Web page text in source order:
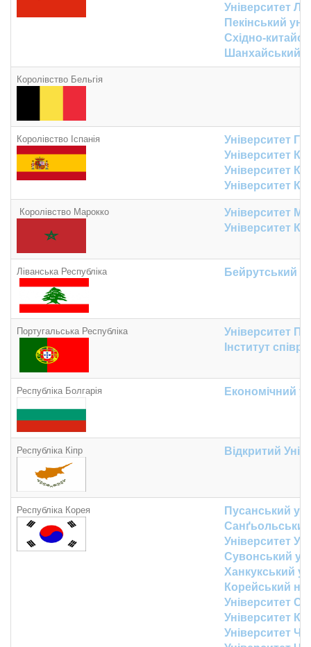
Університет
Пекінський
Східно-
Шанхайський
Королівство Бельгія
Королівство Іспанія
Університет
Університет
Університет
Університет
Королівство Марокко
Університет
Університет
Ліванська Республіка Бейрутський
Португальська Республіка
Університет
Інститут
Республіка Болгарія Економічний
Республіка Кіпр Відкритий
Республіка Корея
Пусанський
Університет
Сувонський
Ханкукський
Корейський
Університет
Університет
Університет